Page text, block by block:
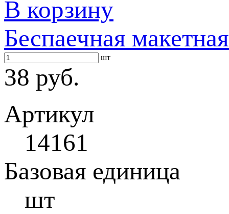
В корзину
Беспаечная
шт
38 руб.
Артикул
14161
Базовая единица
шт